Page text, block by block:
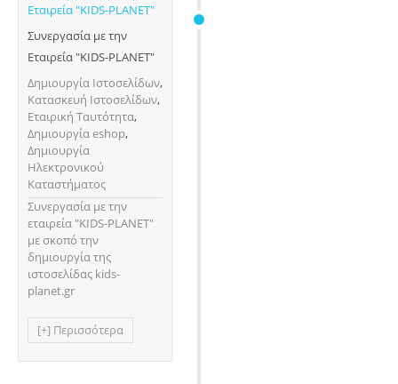
Συνεργασία με την
Εταιρεία "KIDS-PLANET"
Δημιουργία Ιστοσελίδων,
Κατασκευή Ιστοσελίδων,
Εταιρική Ταυτότητα,
Δημιουργία eshop,
Δημιουργία
Ηλεκτρονικού
Καταστήματος
Συνεργασία με την
εταιρεία "KIDS-PLANET"
με σκοπό την
δημιουργία της
ιστοσελίδας kids-
planet.gr
[+] Περισσότερα